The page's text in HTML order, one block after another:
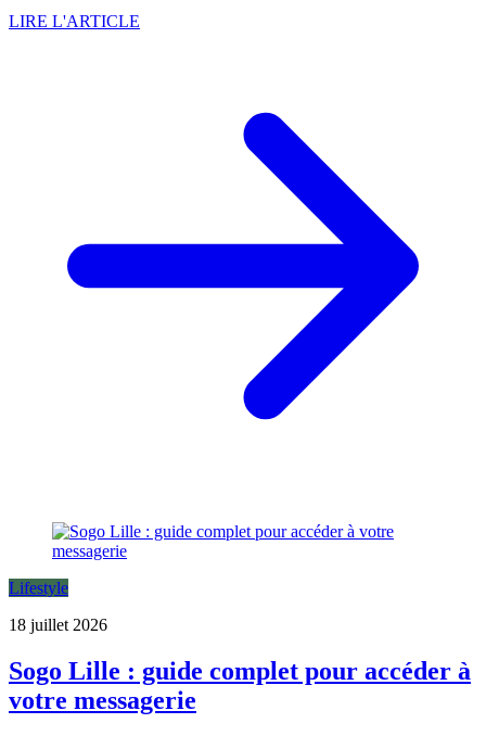
LIRE L'ARTICLE
Lifestyle
18 juillet 2026
Sogo Lille : guide complet pour accéder à
votre messagerie